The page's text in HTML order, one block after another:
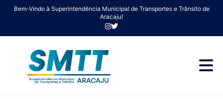
Bem-Vindo à Superintendência Municipal de Transportes e Trânsito de
Aracaju!